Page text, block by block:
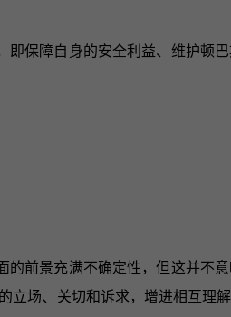
即保障自身的安全利益、维护顿
前景充满不确定性，但这并不
场、关切和诉求，增进相互